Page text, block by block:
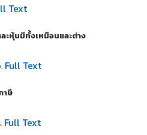
Text
ะหุ้นมีทั้งเหมือนและต่าง
Full Text
าษี
Full Text